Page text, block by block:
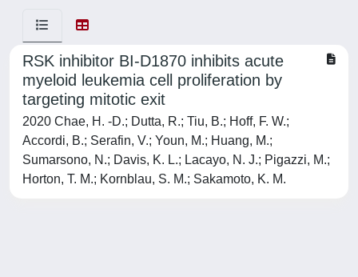
RSK inhibitor BI-D1870 inhibits acute
myeloid leukemia cell proliferation by
targeting mitotic exit
2020 Chae, H. -D.; Dutta, R.; Tiu, B.; Hoff, F. W.;
Accordi, B.; Serafin, V.; Youn, M.; Huang, M.;
Sumarsono, N.; Davis, K. L.; Lacayo, N. J.; Pigazzi, M.;
Horton, T. M.; Kornblau, S. M.; Sakamoto, K. M.